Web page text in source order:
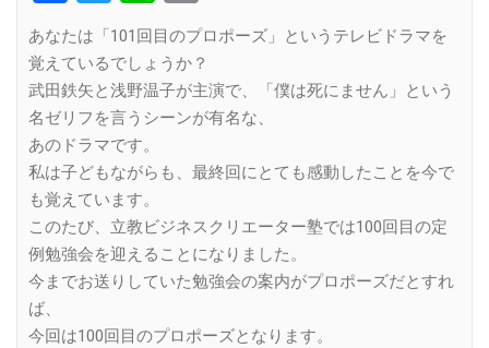
Link
あなたは「101回目のプロポーズ」というテレビドラマを
覚えているでしょうか？
武田鉄矢と浅野温子が主演で、「僕は死にません」という
名ゼリフを言うシーンが有名な、
あのドラマです。
私は子どもながらも、最終回にとても感動したことを今で
も覚えています。
このたび、立教ビジネスクリエーター塾では100回目の定
例勉強会を迎えることになりました。
今までお送りしていた勉強会の案内がプロポーズだとすれ
ば、
今回は100回目のプロポーズとなります。